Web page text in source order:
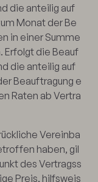
die anteilig auf
Monat der Be
in einer Summe
Erfolgt die Beauf
die anteilig auf
Beauftragung e
Raten ab Vertra
Vereinba
haben, gil
des Vertragss
Preis, hilfsweis